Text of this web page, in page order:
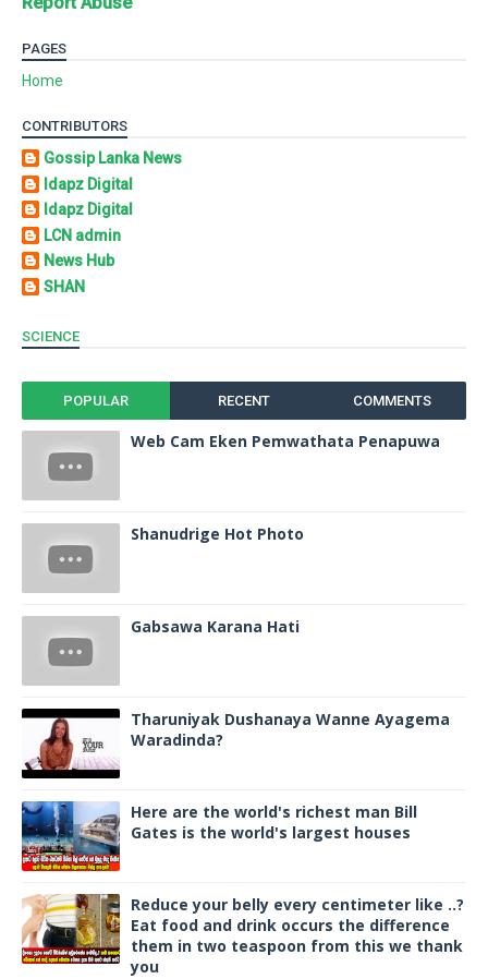
PAGES
Home
CONTRIBUTORS
Gossip Lanka News
Idapz Digital
Idapz Digital
LCN admin
News Hub
SHAN
SCIENCE
POPULAR RECENT COMMENTS
Web Cam Eken Pemwathata Penapuwa
Shanudrige Hot Photo
Gabsawa Karana Hati
Tharuniyak Dushanaya Wanne Ayagema
Waradinda?
Here are the world's richest man Bill
Gates is the world's largest houses
Reduce your belly every centimeter like ..?
Eat food and drink occurs the difference
them in two teaspoon from this we thank
you